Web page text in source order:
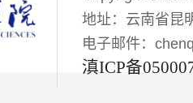
地址：云南省昆
电子邮件：
滇ICP备